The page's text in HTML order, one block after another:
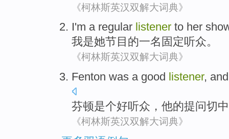
《柯林斯英汉双解大词典》
I'm a regular listener to her
我是她节目 的一名 固定听众。
《柯林斯英汉双解大词典》
Fenton was a good listener,
芬顿是个好听众 ， 他的提问切
《柯林斯英汉双解大词典》